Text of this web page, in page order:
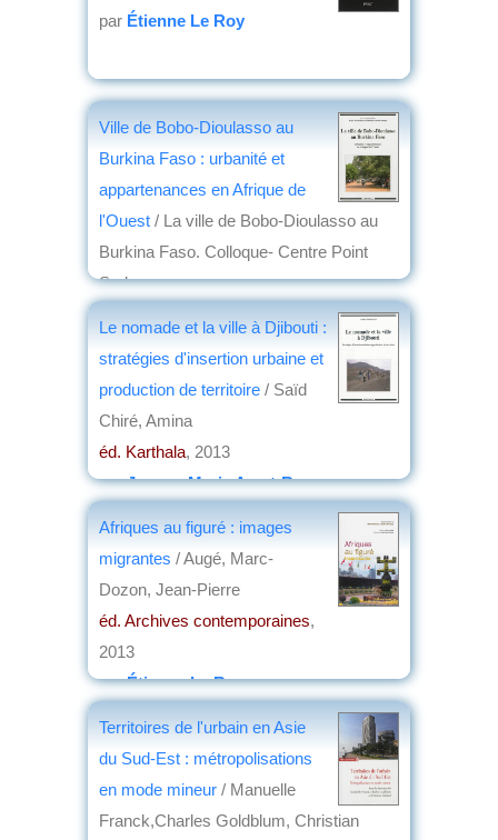
par Étienne Le Roy
Ville de Bobo-Dioulasso au
Burkina Faso : urbanité et
appartenances en Afrique de
l'Ouest / La ville de Bobo-Dioulasso au
Burkina Faso. Colloque- Centre Point
Sud
Le nomade et la ville à Djibouti :
stratégies d'insertion urbaine et
production de territoire / Saïd
Chiré, Amina
éd. Karthala, 2013
parJeanne-Marie Amat-Roze
Afriques au figuré : images
migrantes / Augé, Marc-
Dozon, Jean-Pierre
éd. Archives contemporaines,
2013
parÉtienne Le Roy
Territoires de l'urbain en Asie
du Sud-Est : métropolisations
en mode mineur / Manuelle
Franck,Charles Goldblum, Christian